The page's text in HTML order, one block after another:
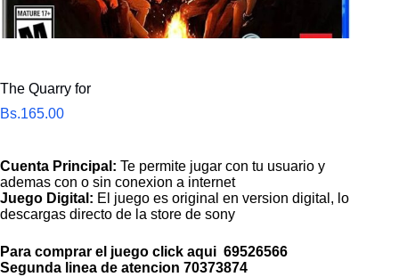
The Quarry for
Bs.165.00
Cuenta Principal: Te permite jugar con tu usuario y
ademas con o sin conexion a internet
Juego Digital: El juego es original en version digital, lo
descargas directo de la store de sony
Para comprar el juego click aqui 69526566
Segunda linea de atencion 70373874